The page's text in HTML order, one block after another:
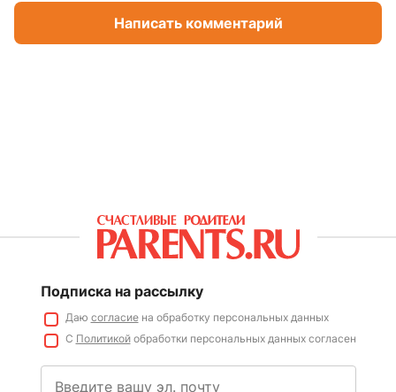
Написать комментарий
Подписка на рассылку
Даю согласиена обработку персональных данных
С Политикойобработки персональных данных согласен